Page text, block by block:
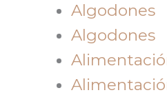
Algodones
Algodones